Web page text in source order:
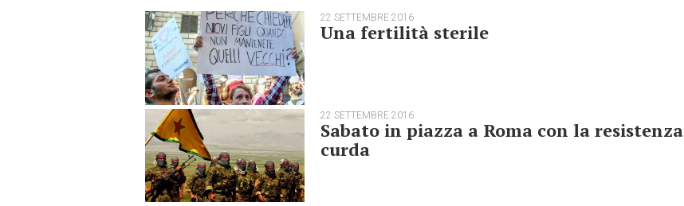
22 SETTEMBRE 2016
Una fertilità sterile
22 SETTEMBRE 2016
Sabato in piazza a Roma con la resistenza
curda